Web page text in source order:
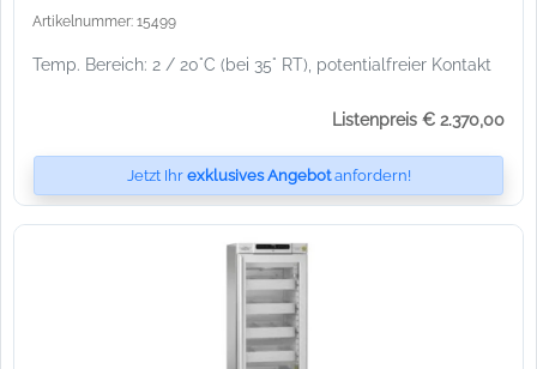
Artikelnummer: 15499
Temp. Bereich: 2 / 20°C (bei 35° RT), potentialfreier Kontakt
Listenpreis € 2.370,00
Jetzt Ihr exklusives Angebotanfordern!